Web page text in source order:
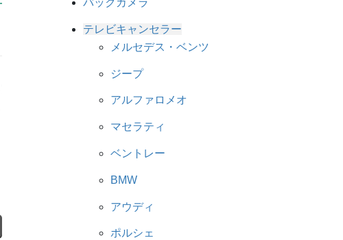
バックカメラ
テレビキャンセラー
メルセデス・ベンツ
ジープ
アルファロメオ
マセラティ
ベントレー
BMW
アウディ
ポルシェ